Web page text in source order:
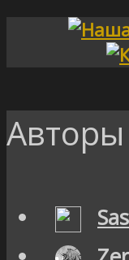
Авторы